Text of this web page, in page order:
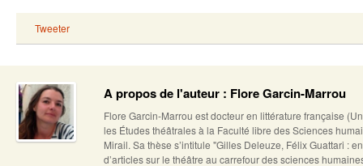
Tweeter
A propos de l'auteur : Flore Garcin-Marrou
Flore Garcin-Marrou est docteur en littérature française
les Études théâtrales à la Faculté libre des Sciences
Mirail. Sa thèse s’intitule "Gilles Deleuze, Félix Guattari :
d’articles sur le théâtre au carrefour des sciences